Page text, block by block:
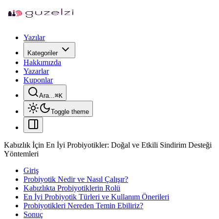
Yazılar
Kategoriler
Hakkımızda
Yazarlar
Kuponlar
Ara...⌘K
Toggle theme
Kabızlık İçin En İyi Probiyotikler: Doğal ve Etkili Sindirim Desteği
Yöntemleri
Giriş
Probiyotik Nedir ve Nasıl Çalışır?
Kabızlıkta Probiyotiklerin Rolü
En İyi Probiyotik Türleri ve Kullanım Önerileri
Probiyotikleri Nereden Temin Ebiliriz?
Sonuç